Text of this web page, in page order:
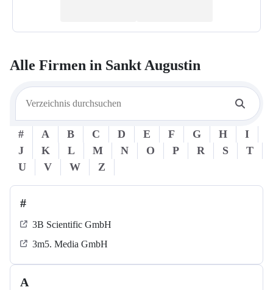
Alle Firmen in Sankt Augustin
# A B C D E F G H
I
J
K L M N O P R S
T
U
V W Z
#
3B Scientific GmbH
3m5. Media GmbH
A